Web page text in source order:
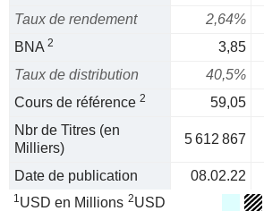
Taux de rendement
2,64%
BNA 2 3,85
Taux de distribution
40,5%
Cours de référence 2 59,05
Nbr de Titres (en
Milliers)
5 612 867
Date de publication 08.02.22
1USD en Millions 2USD